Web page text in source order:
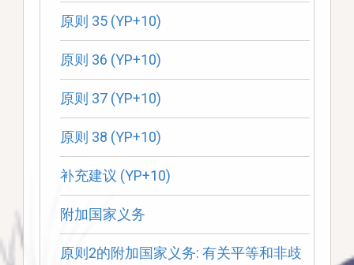
原则 35 (YP+10)
原则 36 (YP+10)
原则 37 (YP+10)
原则 38 (YP+10)
补充建议 (YP+10)
附加国家义务
原则2的附加国家义务: 有关平等和非歧